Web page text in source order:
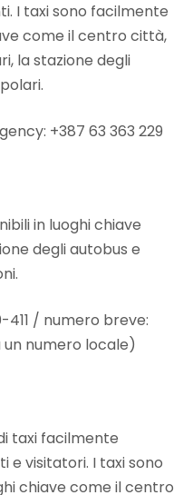
I taxi sono facilmente
come il centro città,
la stazione degli
+387 63 363 229
in luoghi chiave
degli autobus e
411 / numero breve:
un numero locale)
taxi facilmente
e visitatori. I taxi sono
chiave come il centro